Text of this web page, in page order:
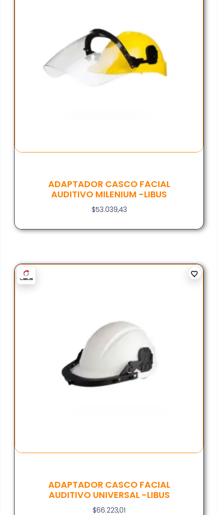
ADAPTADOR CASCO FACIAL
AUDITIVO MILENIUM -LIBUS
$53.039,43
ADAPTADOR CASCO FACIAL
AUDITIVO UNIVERSAL -LIBUS
$66.223,01